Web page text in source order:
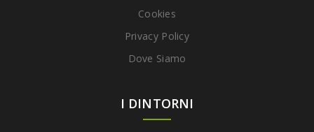
Cookies
Privacy Policy
Dove Siamo
I DINTORNI